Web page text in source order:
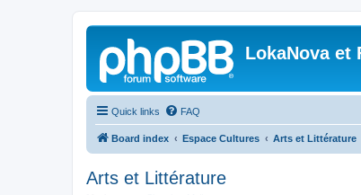
LokaNova et
Quick links FAQ
Board index Espace Cultures Arts et Littérature
Arts et Littérature